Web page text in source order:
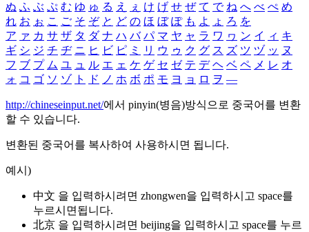
ぬ ふ ぶ ぷ む ゆ ゅ る え ぇ け げ せ ぜ て で ね へ べ ぺ め
れ お ぉ こ ご そ ぞ と ど の ほ ぼ ぽ も よ ょ ろ を
ア ァ カ サ ザ タ ダ ナ ハ バ パ マ ヤ ャ ラ ワ ヮ ン イ ィ キ
ギ シ ジ チ ヂ ニ ヒ ビ ピ ミ リ ウ ゥ ク グ ス ズ ツ ヅ ッ ヌ
フ ブ プ ム ユ ュ ル エ ェ ケ ゲ セ ゼ テ デ ヘ ベ ペ メ レ オ
ォ コ ゴ ソ ゾ ト ド ノ ホ ボ ポ モ ヨ ョ ロ ヲ ―
http://chineseinput.net/에서 pinyin(병음)방식으로 중국어를 변환
할 수 있습니다.
변환된 중국어를 복사하여 사용하시면 됩니다.
예시)
中文 을 입력하시려면 zhongwen을 입력하시고 space를
누르시면됩니다.
北京 을 입력하시려면 beijing을 입력하시고 space를 누르